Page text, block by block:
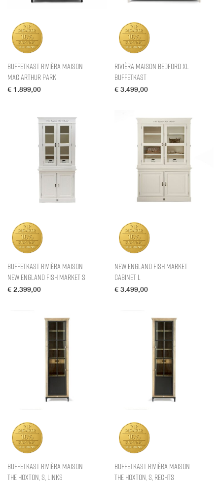
Buffetkast Rivièra Maison
Mac Arthur Park
€ 1.899,00
Rivièra Maison Bedford XL
Buffetkast
€ 3.499,00
Buffetkast Rivièra Maison
New England Fish Market S
€ 2.399,00
New England Fish Market
Cabinet L
€ 3.499,00
Buffetkast Rivièra Maison
The Hoxton, S, Links
Buffetkast Rivièra Maison
The Hoxton, S, Rechts